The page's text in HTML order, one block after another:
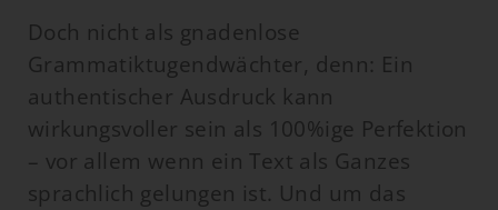
Doch nicht als gnadenlose
Grammatiktugendwächter, denn: Ein
authentischer Ausdruck kann
wirkungsvoller sein als 100%ige Perfektion
– vor allem wenn ein Text als Ganzes
sprachlich gelungen ist. Und um das